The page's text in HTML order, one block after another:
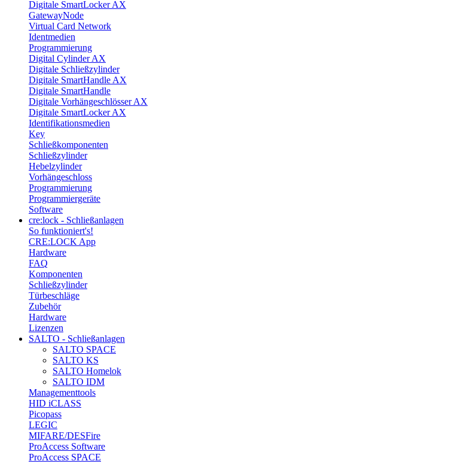
Digitale SmartLocker AX
GatewayNode
Virtual Card Network
Identmedien
Programmierung
Digital Cylinder AX
Digitale Schließzylinder
Digitale SmartHandle AX
Digitale SmartHandle
Digitale Vorhängeschlösser AX
Digitale SmartLocker AX
Identifikationsmedien
Key
Schließkomponenten
Schließzylinder
Hebelzylinder
Vorhängeschloss
Programmierung
Programmiergeräte
Software
cre:lock - Schließanlagen
So funktioniert's!
CRE:LOCK App
Hardware
FAQ
Komponenten
Schließzylinder
Türbeschläge
Zubehör
Hardware
Lizenzen
SALTO - Schließanlagen
SALTO SPACE
SALTO KS
SALTO Homelok
SALTO IDM
Managementtools
HID iCLASS
Picopass
LEGIC
MIFARE/DESFire
ProAccess Software
ProAccess SPACE